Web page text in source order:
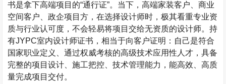
书是拿下高端项目的“通行证”。当下，高端家装客户、商业
空间客户、政企项目方，在选择设计师时，极其看重专业资
质与行业认可度，不会轻易将项目交给无资质的设计师。持
有JYPC室内设计师证书，相当于向客户证明：自己是符合
国家职业定义、通过权威考核的高级技术应用性人才，具备
完整的项目设计、施工把控、技术管理能力，能高效、高质
量完成项目交付。